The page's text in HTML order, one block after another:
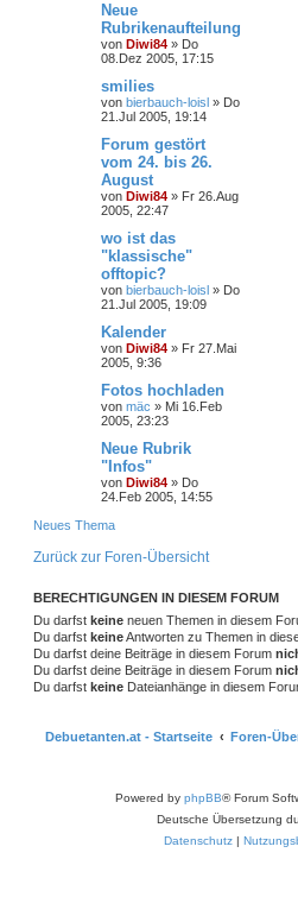
Neue
Rubrikenaufteilung
von Diwi84 » Do
08.Dez 2005, 17:15
smilies
von bierbauch-loisl » Do
21.Jul 2005, 19:14
Forum gestört
vom 24. bis 26.
August
von Diwi84 » Fr 26.Aug
2005, 22:47
wo ist das
"klassische"
offtopic?
von bierbauch-loisl » Do
21.Jul 2005, 19:09
Kalender
von Diwi84 » Fr 27.Mai
2005, 9:36
Fotos hochladen
von mäc » Mi 16.Feb
2005, 23:23
Neue Rubrik
"Infos"
von Diwi84 » Do
24.Feb 2005, 14:55
Neues Thema
Zurück zur Foren-Übersicht
BERECHTIGUNGEN IN DIESEM FORUM
Du darfst keine neuen Themen in diesem
Du darfst keineAntworten zu Themen in
Du darfst deine Beiträge in diesem Forum
Du darfst deine Beiträge in diesem Forum
Du darfst keine Dateianhänge in diesem
Debuetanten.at - Startseite Foren-
Powered by phpBB® Forum
Deutsche Übersetzung
Datenschutz|